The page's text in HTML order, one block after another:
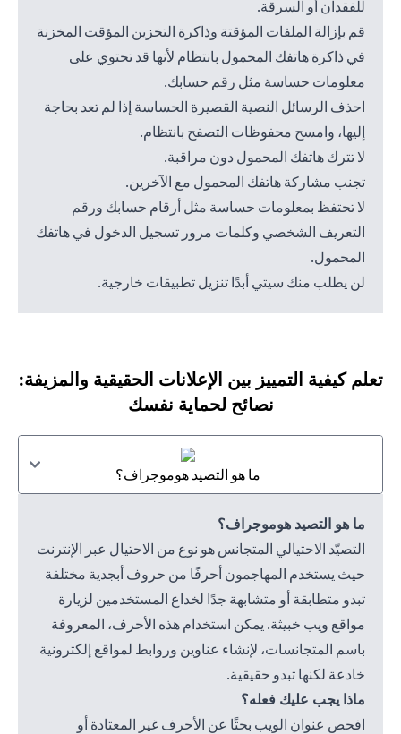
للفقدان أو السرقة.
قم بإزالة الملفات المؤقتة وذاكرة التخزين المؤقت المخزنة
في ذاكرة هاتفك المحمول بانتظام لأنها قد تحتوي على
معلومات حساسة مثل رقم حسابك.
احذف الرسائل النصية القصيرة الحساسة إذا لم تعد بحاجة
إليها، وامسح محفوظات التصفح بانتظام.
لا تترك هاتفك المحمول دون مراقبة.
تجنب مشاركة هاتفك المحمول مع الآخرين.
لا تحتفظ بمعلومات حساسة مثل أرقام حسابك ورقم
التعريف الشخصي وكلمات مرور تسجيل الدخول في هاتفك
المحمول.
لن يطلب منك سيتي أبدًا تنزيل تطبيقات خارجية.
تعلم كيفية التمييز بين الإعلانات الحقيقية والمزيفة:
نصائح لحماية نفسك
ما هو التصيد هوموجراف؟
ما هو التصيد هوموجراف؟
التصيّد الاحتيالي المتجانس هو نوع من الاحتيال عبر الإنترنت
حيث يستخدم المهاجمون أحرفًا من حروف أبجدية مختلفة
تبدو متطابقة أو متشابهة جدًا لخداع المستخدمين لزيارة
مواقع ويب خبيثة. يمكن استخدام هذه الأحرف، المعروفة
باسم المتجانسات، لإنشاء عناوين وروابط لمواقع إلكترونية
خادعة لكنها تبدو حقيقية.
ماذا يجب عليك فعله؟
افحص عنوان الويب بحثًا عن الأحرف غير المعتادة أو